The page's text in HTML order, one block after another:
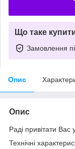
Що таке
Замовлення
Опис
Опис
Раді привітати Вас
Технічні